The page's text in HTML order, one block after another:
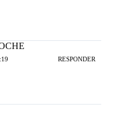
RESPONDER